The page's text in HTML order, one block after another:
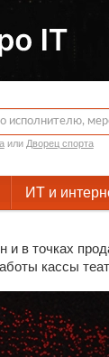
или Дворец спорта
ИТ и
в точках
кассы